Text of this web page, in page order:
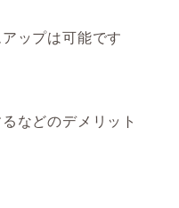
ップは可能です
などのデメリット